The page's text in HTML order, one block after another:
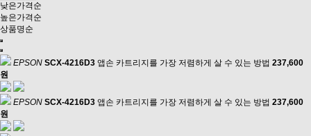
낮은가격순
높은가격순
상품명순
EPSON SCX-4216D3 앱손 카트리지를 가장 저렴하게 살 수 있는 방법 237,600
원
EPSON SCX-4216D3 앱손 카트리지를 가장 저렴하게 살 수 있는 방법 237,600
원